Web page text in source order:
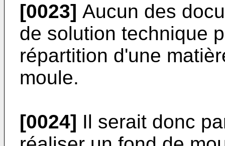
[0023] Aucun des
de solution technique
répartition d'une
moule.
[0024] Il serait donc